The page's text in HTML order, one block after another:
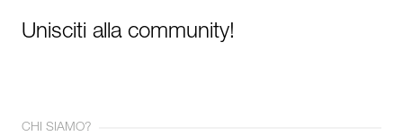
Unisciti alla community!
CHI SIAMO?